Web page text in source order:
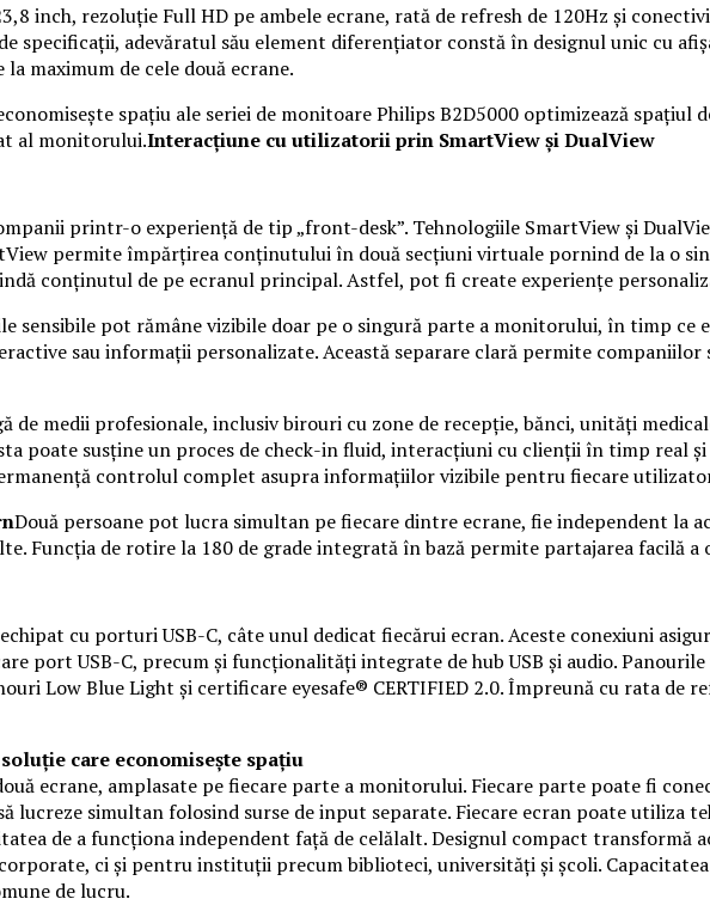
inch, rezoluție Full HD pe ambele ecrane, rată de refresh de 120Hz și
specificații, adevăratul său element diferențiator constă în designul unic cu
maximum de cele două ecrane.
spațiu ale seriei de monitoare Philips B2D5000 optimizează spațiul
al monitorului.Interacțiune cu utilizatorii prin SmartView și DualView
printr-o experiență de tip „front-desk”. Tehnologiile SmartView și
permite împărțirea conținutului în două secțiuni virtuale pornind de la o
conținutul de pe ecranul principal. Astfel, pot fi create experiențe
sensibile pot rămâne vizibile doar pe o singură parte a monitorului, în timp
sau informații personalizate. Această separare clară permite
medii profesionale, inclusiv birouri cu zone de recepție, bănci, unități
poate susține un proces de check-in fluid, interacțiuni cu clienții în timp real
controlul complet asupra informațiilor vizibile pentru fiecare
Două persoane pot lucra simultan pe fiecare dintre ecrane, fie independent la
Funcția de rotire la 180 de grade integrată în bază permite partajarea facilă
cu porturi USB-C, câte unul dedicat fiecărui ecran. Aceste conexiuni
port USB-C, precum și funcționalități integrate de hub USB și audio.
Low Blue Light și certificare eyesafe® CERTIFIED 2.0. Împreună cu rata de
care economisește spațiu
ecrane, amplasate pe fiecare parte a monitorului. Fiecare parte poate fi
lucreze simultan folosind surse de input separate. Fiecare ecran poate
de a funcționa independent față de celălalt. Designul compact
ci și pentru instituții precum biblioteci, universități și școli.
de lucru.